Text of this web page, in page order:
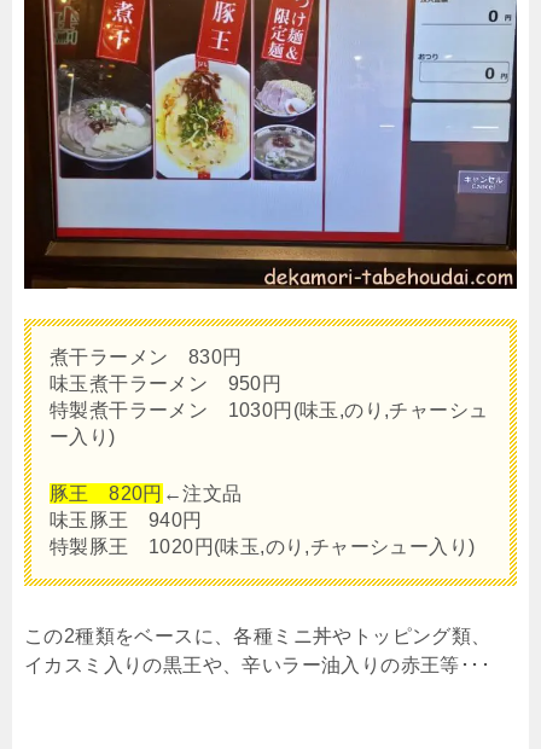
煮干ラーメン 830円
味玉煮干ラーメン 950円
特製煮干ラーメン 1030円(味玉,のり,チャーシュ
ー入り)
豚王 820円 ←注文品
味玉豚王 940円
特製豚王 1020円(味玉,のり,チャーシュー入り)
この2種類をベースに、各種ミニ丼やトッピング類、
イカスミ入りの黒王や、辛いラー油入りの赤王等･･･